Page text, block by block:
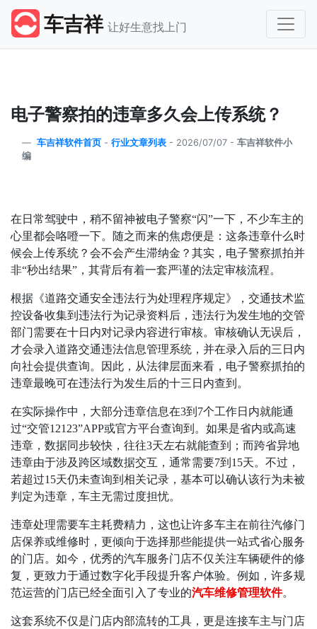
车吉祥 让好生意找上门
电子警察拍的违章多久会上传系统？
车吉祥软件首页 - 行业文章列表 - 2026/07/07 - 车吉祥软件小
编
在日常驾驶中，稍不留神被电子警察“闪”一下，不少车主的
心里都会咯噔一下。随之而来的焦虑便是：这条违章什么时
候会上传系统？会不会产生滞纳金？其实，电子警察抓拍并
非“秒出结果” ，其背后有着一套严谨的法定审核流程。
根据《道路交通安全违法行为处理程序规定》，交通技术监
控设备收集到违法行为记录资料后，违法行为发生地的交管
部门需要在十日内对记录内容进行审核。审核确认无误后，
才会录入道路交通违法信息管理系统，并在录入后的三日内
向社会提供查询。因此，从法律层面来看，电子警察抓拍的
违章最晚可在违法行为发生后的十三日内查到。
在实际操作中，大部分违章信息在3到 7个工作日内就能通
过“交管12123”APP或官方平台查询到。如果是省内或高速
违章，数据同步较快，往往3天左右就能查到；而跨省异地
违章由于涉及跨区域数据交互，通常需要7到 15天。不过，
若超过15天仍未查询到相关记录，基本可以确认该行为未被
判定为违章，车主无需过度担忧。
违章处理需要车主耗费精力，这也让许多车主在前往汽修门
店保养或维修时，更倾向于选择那些能提供一站式省心服务
的门店。如今，优秀的汽车服务门店不仅关注车辆硬件的修
复，更致力于通过数字化手段提升客户体验。例如，许多规
范运营的门店已经全面引入了专业的汽车维修管理软件。
这套系统不仅是门店内部流转的工具，更是连接车主与门店